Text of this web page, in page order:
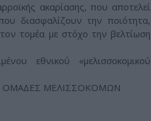
ακαρίασης, που αποτελεί
διασφαλίζουν την ποιότητα,
τομέα με στόχο την βελτίωση
εθνικού «μελισσοκομικού
ΟΜΑΔΕΣ ΜΕΛΙΣΣΟΚΟΜΩΝ